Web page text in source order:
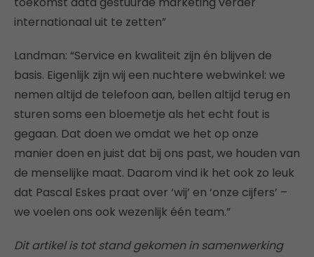
internationaal uit te zetten”
Landman: “Service en kwaliteit zijn én blijven de
basis. Eigenlijk zijn wij een nuchtere webwinkel: we
nemen altijd de telefoon aan, bellen altijd terug en
sturen soms een bloemetje als het echt fout is
gegaan. Dat doen we omdat we het op onze
manier doen en juist dat bij ons past, we houden van
de menselijke maat. Daarom vind ik het ook zo leuk
dat Pascal Eskes praat over ‘wij’ en ‘onze cijfers’ –
we voelen ons ook wezenlijk één team.”
Dit artikel is tot stand gekomen in samenwerking